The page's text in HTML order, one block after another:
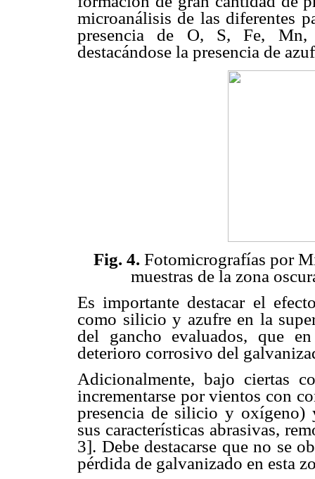
microanálisis de las diferentes
presencia de O, S, Fe, Mn,
destacándose la presencia de
Fig. 4. Fotomicrografías por
muestras de la zona
Es importante destacar el
como silicio y azufre en la
del gancho evaluados, que
deterioro corrosivo del
Adicionalmente, bajo ciertas
incrementarse por vientos con
presencia de silicio y oxígeno)
sus características abrasivas,
3]. Debe destacarse que no se
pérdida de galvanizado en esta